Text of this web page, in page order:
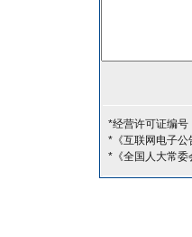
*经营许可证编
*《互联网电子公
*《全国人大常委